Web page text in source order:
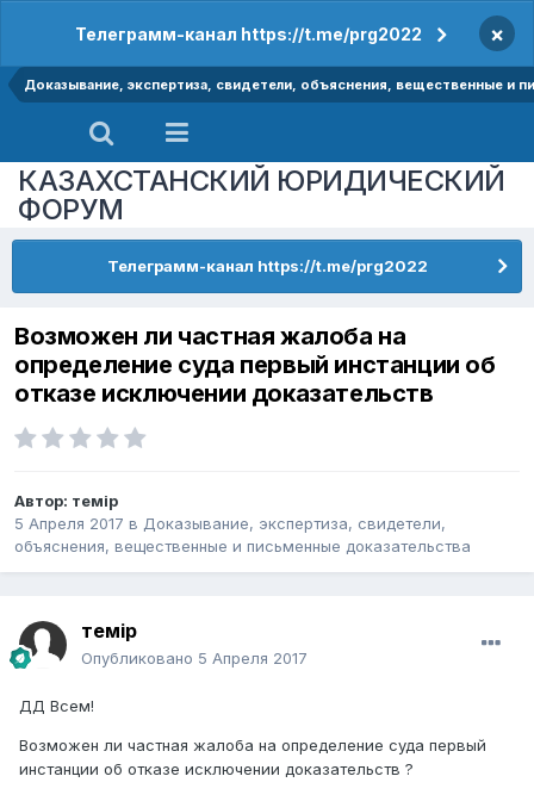
Телеграмм-канал https://t.me/prg2022 ×
Доказывание, экспертиза, свидетели, объяснения, вещественные и
КАЗАХСТАНСКИЙ ЮРИДИЧЕСКИЙ
ФОРУМ
Телеграмм-канал https://t.me/prg2022
Возможен ли частная жалоба на
определение суда первый инстанции об
отказе исключении доказательств
Автор: темір
5 Апреля 2017 в Доказывание, экспертиза, свидетели,
объяснения, вещественные и письменные доказательства
темір
Опубликовано 5 Апреля 2017
ДД Всем!
Возможен ли частная жалоба на определение суда первый
инстанции об отказе исключении доказательств ?